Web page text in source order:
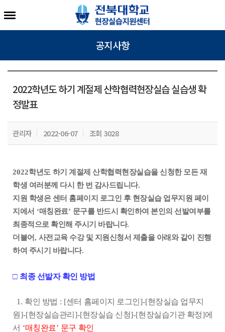
공지사항
2022학년도 하기 계절제 산학협력현장실습 실습생 확
정발표
관리자 2022-06-07 조회 3028
2022학년도 하기 계절제 산학협력현장실습을 신청한 모든 재
학생 여러분께 다시 한 번 감사드립니다.
지원 학생은 센터 홈페이지 로그인 후 현장실습 업무지원 페이
지에서 ‘매칭완료’ 문구를 반드시 확인하여 본인의 선발여부를
최종적으로 확인해 주시기 바랍니다.
더불어, 사전교육 수강 및 지원신청서 제출을 아래와 같이
진행
하여 주시기 바랍니다.
□ 최종 선발자 확인 방법
1. 확인 방법 : [센터 홈페이지 로그인 ]-[현장실습 업무지
원]-[현장실습관리 ]-[현장실습 신청]-[현장실습기관 확정]에
서 ‘매칭완료’ 문구 확인